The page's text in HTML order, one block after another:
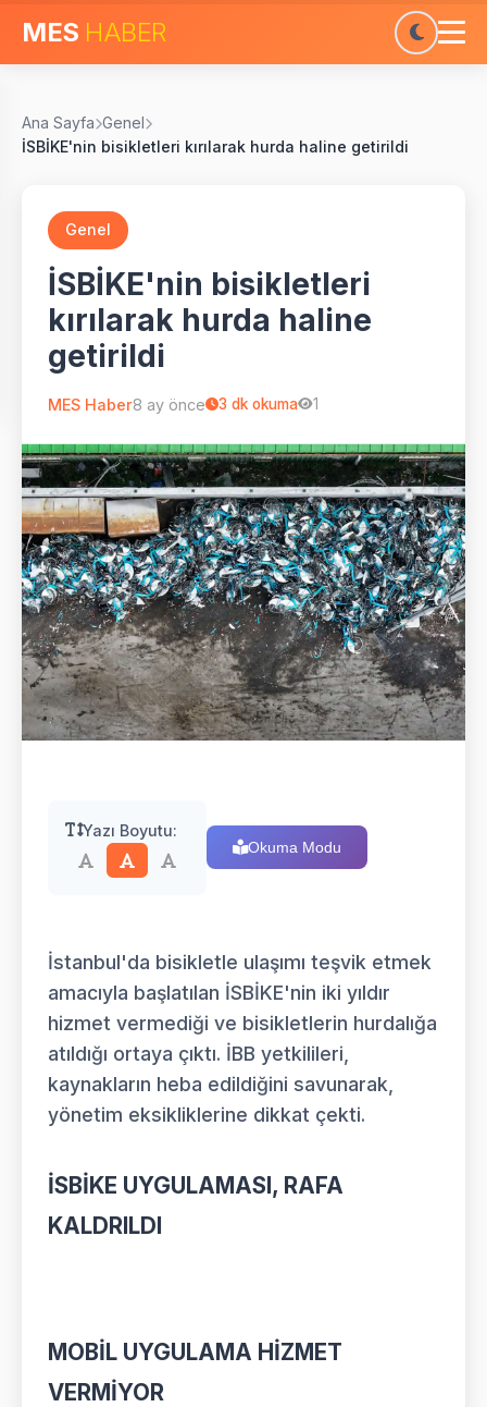
MES HABER
Ana Sayfa Genel
İSBİKE'nin bisikletleri kırılarak hurda haline getirildi
Genel
İSBİKE'nin bisikletleri
kırılarak hurda haline
getirildi
MES Haber8 ay önce 3 dk okuma 1
Yazı Boyutu:
Okuma Modu
İstanbul'da bisikletle ulaşımı teşvik etmek
amacıyla başlatılan İSBİKE'nin iki yıldır
hizmet vermediği ve bisikletlerin hurdalığa
atıldığı ortaya çıktı. İBB yetkilileri,
kaynakların heba edildiğini savunarak,
yönetim eksikliklerine dikkat çekti.
İSBİKE UYGULAMASI, RAFA
KALDRILDI
MOBİL UYGULAMA HİZMET
VERMİYOR